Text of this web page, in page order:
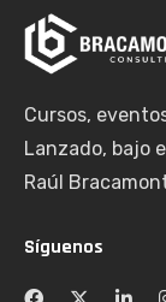
Cursos,
Lanzado, bajo
Raúl
Síguenos